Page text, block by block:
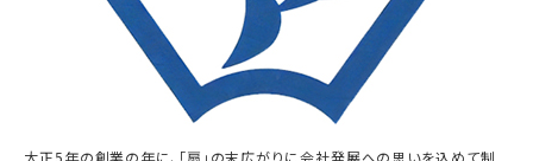
大正5年の創業の年に、「扇」の末広がりに会社発展への思いを込めて制